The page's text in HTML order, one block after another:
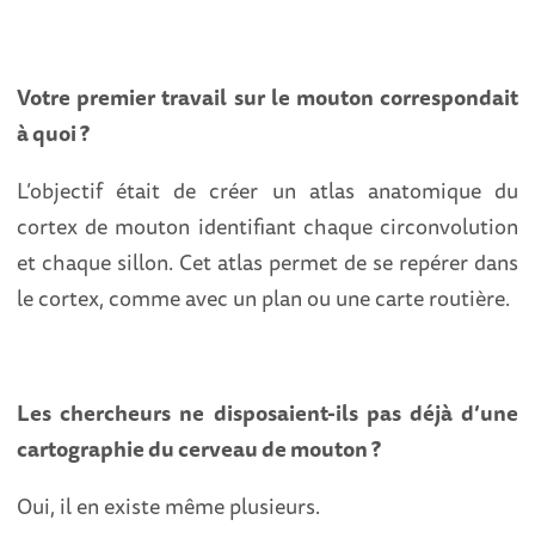
Votre premier travail sur le mouton correspondait
à quoi ?
L’objectif était de créer un atlas anatomique du
cortex de mouton identifiant chaque circonvolution
et chaque sillon. Cet atlas permet de se repérer dans
le cortex, comme avec un plan ou une carte routière.
Les chercheurs ne disposaient-ils pas déjà d’une
cartographie du cerveau de mouton ?
Oui, il en existe même plusieurs.